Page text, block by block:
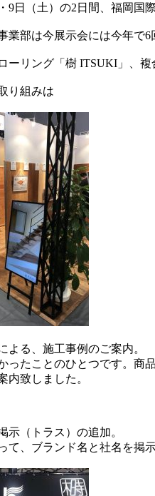
9日（土）の2日間、福岡
業部は今展示会には今年で6
ーリング「樹 ITSUKI」、
り組みは
よる、施工事例のご案内。
ったことのひとつです。
内致しました。
示（トラス）の追加。
て、ブランド名と社名を掲